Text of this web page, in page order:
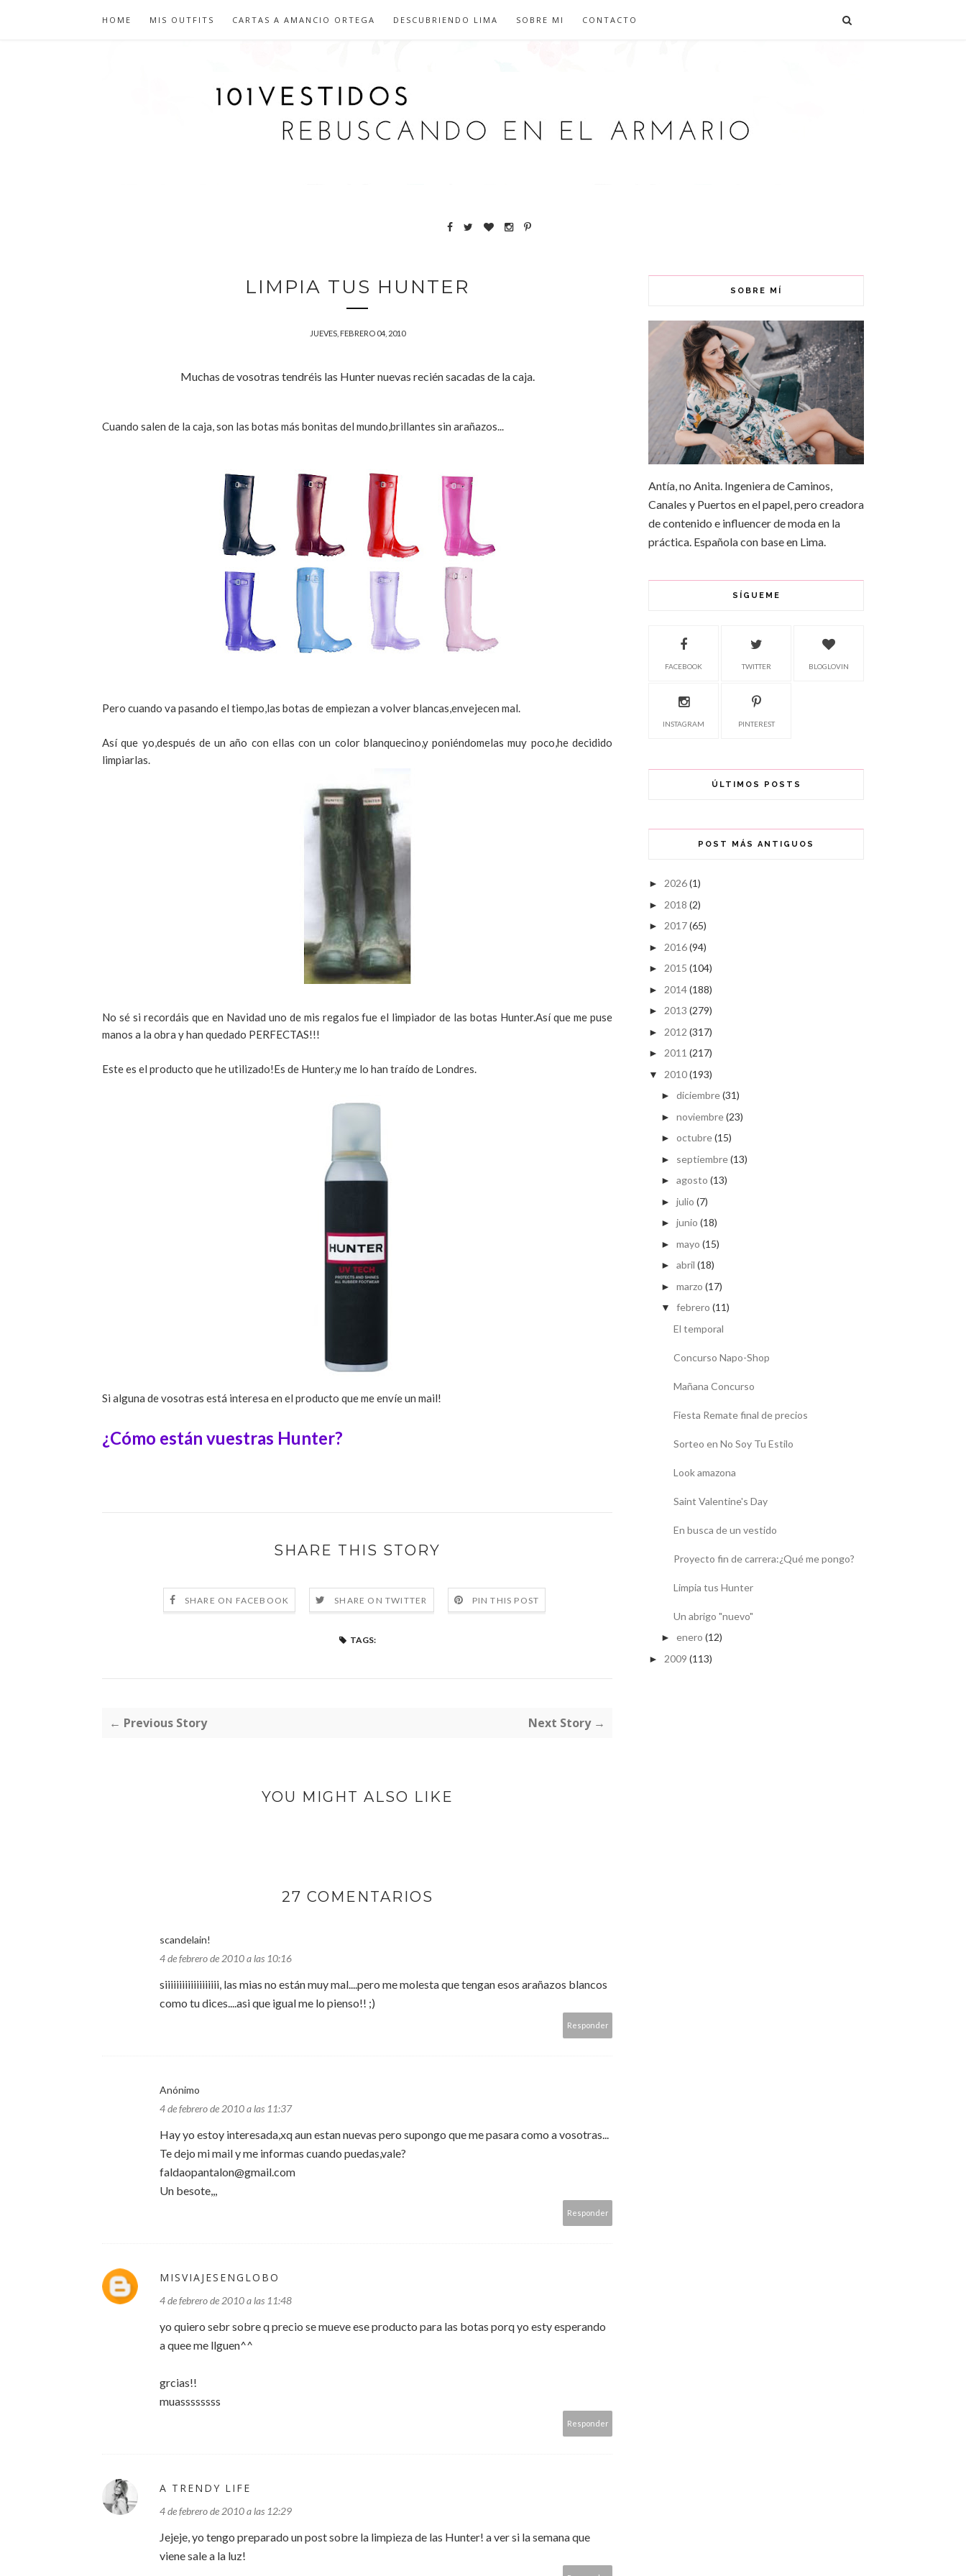
HOME MIS OUTFITS CARTAS A AMANCIO ORTEGA DESCUBRIENDO LIMA SOBRE MI CONTACTO
LIMPIA TUS HUNTER
JUEVES, FEBRERO 04, 2010
Muchas de vosotras tendréis las Hunter nuevas recién sacadas de la caja.
Cuando salen de la caja, son las botas más bonitas del mundo,brillantes sin arañazos...
Pero cuando va pasando el tiempo,las botas de empiezan a volver blancas,envejecen mal.
Así que yo,después de un año con ellas con un color blanquecino,y poniéndomelas muy poco,he decidido
limpiarlas.
No sé si recordáis que en Navidad uno de mis regalos fue el limpiador de las botas Hunter.Así que me puse
manos a la obra y han quedado PERFECTAS!!!
Este es el producto que he utilizado!Es de Hunter,y me lo han traído de Londres.
Si alguna de vosotras está interesa en el producto que me envíe un mail!
¿Cómo están vuestras Hunter?
SHARE THIS STORY
SHARE ON FACEBOOK SHARE ON TWITTER PIN THIS POST
TAGS:
← Previous Story Next Story →
YOU MIGHT ALSO LIKE
27 COMENTARIOS
scandelain!
4 de febrero de 2010 a las 10:16
siiiiiiiiiiiiiiiiiii, las mias no están muy mal....pero me molesta que tengan esos arañazos blancos
como tu dices....asi que igual me lo pienso!! ;)
Responder
Anónimo
4 de febrero de 2010 a las 11:37
Hay yo estoy interesada,xq aun estan nuevas pero supongo que me pasara como a vosotras...
Te dejo mi mail y me informas cuando puedas,vale?
faldaopantalon@gmail.com
Un besote,,,
Responder
MISVIAJESENGLOBO
4 de febrero de 2010 a las 11:48
yo quiero sebr sobre q precio se mueve ese producto para las botas porq yo esty esperando
a quee me llguen^^
grcias!!
muassssssss
Responder
A TRENDY LIFE
4 de febrero de 2010 a las 12:29
Jejeje, yo tengo preparado un post sobre la limpieza de las Hunter! a ver si la semana que
viene sale a la luz!
SOBRE MÍ
Antía, no Anita. Ingeniera de Caminos,
Canales y Puertos en el papel, pero creadora
de contenido e influencer de moda en la
práctica. Española con base en Lima.
SÍGUEME
FACEBOOK TWITTER BLOGLOVIN
INSTAGRAM PINTEREST
ÚLTIMOS POSTS
POST MÁS ANTIGUOS
► 2026(1)
► 2018 (2)
► 2017(65)
► 2016(94)
► 2015 (104)
► 2014(188)
► 2013 (279)
► 2012 (317)
► 2011 (217)
▼ 2010(193)
► diciembre(31)
► noviembre(23)
► octubre(15)
► septiembre(13)
► agosto (13)
► julio (7)
► junio (18)
► mayo (15)
► abril (18)
► marzo (17)
▼ febrero (11)
El temporal
Concurso Napo-Shop
Mañana Concurso
Fiesta Remate final de precios
Sorteo en No Soy Tu Estilo
Look amazona
Saint Valentine's Day
En busca de un vestido
Proyecto fin de carrera:¿Qué me pongo?
Limpia tus Hunter
Un abrigo "nuevo"
► enero (12)
► 2009 (113)